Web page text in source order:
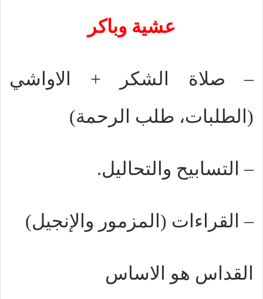
عشية وباكر
– صلاة الشكر + الاواشي
(الطلبات، طلب الرحمة)
– التسابيح والتحاليل.
– القراءات (المزمور والإنجيل)
القداس هو الاساس